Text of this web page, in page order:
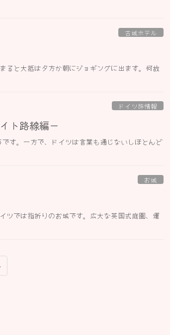
古城ホテル
ると大抵は夕方か朝にジョギングに出ます。何故
ドイツ旅情報
ト路線編ー
す。一方で、ドイツは言葉も通じないしほとんど
お城
ツでは指折りのお城です。広大な英国式庭園、運